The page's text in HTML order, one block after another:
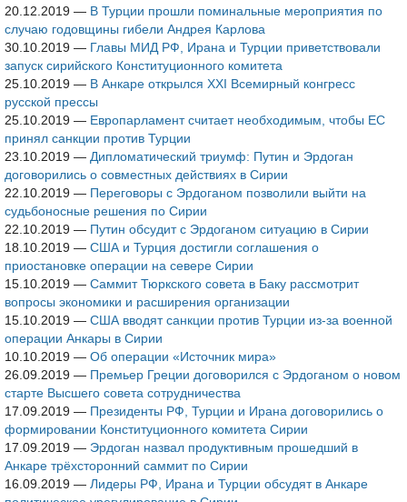
20.12.2019 — В Турции прошли поминальные мероприятия по
случаю годовщины гибели Андрея Карлова
30.10.2019 — Главы МИД РФ, Ирана и Турции приветствовали
запуск сирийского Конституционного комитета
25.10.2019 — В Анкаре открылся ХХI Всемирный конгресс
русской прессы
25.10.2019 — Европарламент считает необходимым, чтобы ЕС
принял санкции против Турции
23.10.2019 — Дипломатический триумф: Путин и Эрдоган
договорились о совместных действиях в Сирии
22.10.2019 — Переговоры с Эрдоганом позволили выйти на
судьбоносные решения по Сирии
22.10.2019 — Путин обсудит с Эрдоганом ситуацию в Сирии
18.10.2019 — США и Турция достигли соглашения о
приостановке операции на севере Сирии
15.10.2019 — Саммит Тюркского совета в Баку рассмотрит
вопросы экономики и расширения организации
15.10.2019 — США вводят санкции против Турции из-за военной
операции Анкары в Сирии
10.10.2019 — Об операции «Источник мира»
26.09.2019 — Премьер Греции договорился с Эрдоганом о новом
старте Высшего совета сотрудничества
17.09.2019 — Президенты РФ, Турции и Ирана договорились о
формировании Конституционного комитета Сирии
17.09.2019 — Эрдоган назвал продуктивным прошедший в
Анкаре трёхсторонний саммит по Сирии
16.09.2019 — Лидеры РФ, Ирана и Турции обсудят в Анкаре